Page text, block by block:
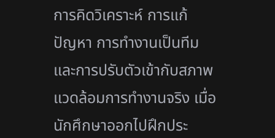
การคิดวิเคราะห์ การแก้
ปัญหา การทำงานเป็นทีม
และการปรับตัวเข้ากับสภาพ
แวดล้อมการทำงานจริง เมื่อ
นักศึกษาออกไปฝึกประ